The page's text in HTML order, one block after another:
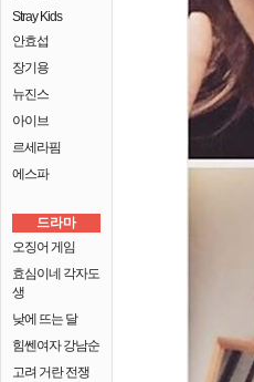
Stray Kids
안효섭
장기용
뉴진스
아이브
르세라핌
에스파
드라마
오징어 게임
효심이네 각자도
생
낮에 뜨는 달
힘쎈여자 강남순
고려 거란 전쟁